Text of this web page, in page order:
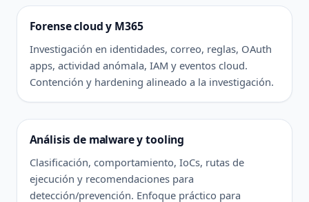
Forense cloud y M365
Investigación en identidades, correo, reglas, OAuth
apps, actividad anómala, IAM y eventos cloud.
Contención y hardening alineado a la investigación.
Análisis de malware y tooling
Clasificación, comportamiento, IoCs, rutas de
ejecución y recomendaciones para
detección/prevención. Enfoque práctico para